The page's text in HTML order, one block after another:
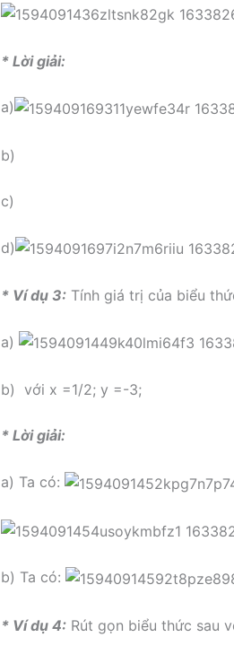
* Lời giải:
a)
b)
c)
d)
* Ví dụ 3: Tính giá trị của biểu
a)
b) với x =1/2; y =-3;
* Lời giải:
a) Ta có:
b) Ta có:
* Ví dụ 4: Rút gọn biểu thức sau